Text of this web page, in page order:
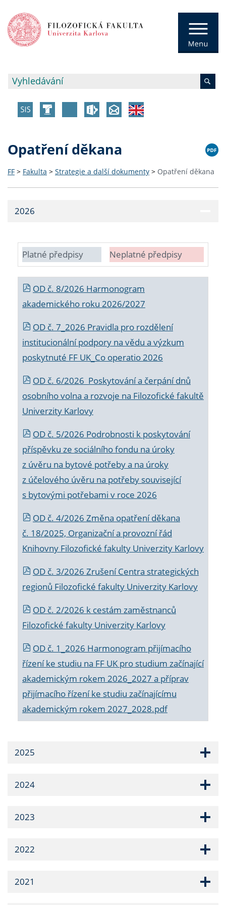
Opatření děkana
FF > Fakulta > Strategie a další dokumenty > Opatření děkana
2026
Platné předpisy Neplatné předpisy
OD č. 8/2026 Harmonogram
akademického roku 2026/2027
OD č. 7_2026 Pravidla pro rozdělení
institucionální podpory na vědu a výzkum
poskytnuté FF UK_Co operatio 2026
OD č. 6/2026 Poskytování a čerpání dnů
osobního volna a rozvoje na Filozofické fakultě
Univerzity Karlovy
OD č. 5/2026 Podrobnosti k poskytování
příspěvku ze sociálního fondu na úroky
z úvěru na bytové potřeby a na úroky
z účelového úvěru na potřeby související
s bytovými potřebami v roce 2026
OD č. 4/2026 Změna opatření děkana
č. 18/2025, Organizační a provozní řád
Knihovny Filozofické fakulty Univerzity Karlovy
OD č. 3/2026 Zrušení Centra strategických
regionů Filozofické fakulty Univerzity Karlovy
OD č. 2/2026 k cestám zaměstnanců
Filozofické fakulty Univerzity Karlovy
OD č. 1_2026 Harmonogram přijímacího
řízení ke studiu na FF UK pro studium začínající
akademickým rokem 2026_2027 a příprav
přijímacího řízení ke studiu začínajícímu
akademickým rokem 2027_2028.pdf
2025
2024
2023
2022
2021